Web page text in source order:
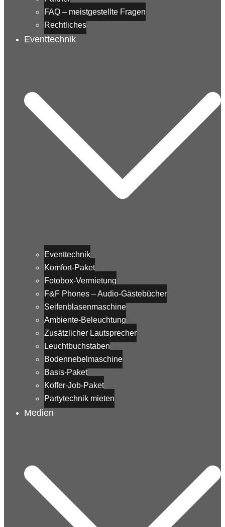
FAQ – meistgestellte Fragen
Rechtliches
Eventtechnik
Eventtechnik
Komfort-Paket
Fotobox-Vermietung
F&F Phones – Audio-Gästebücher
Seifenblasenmaschine
Ambiente-Beleuchtung
Zusätzlicher Lautsprecher
Leuchtbuchstaben
Bodennebelmaschine
Basis-Paket
Koffer-Job-Paket
Partytechnik mieten
Medien